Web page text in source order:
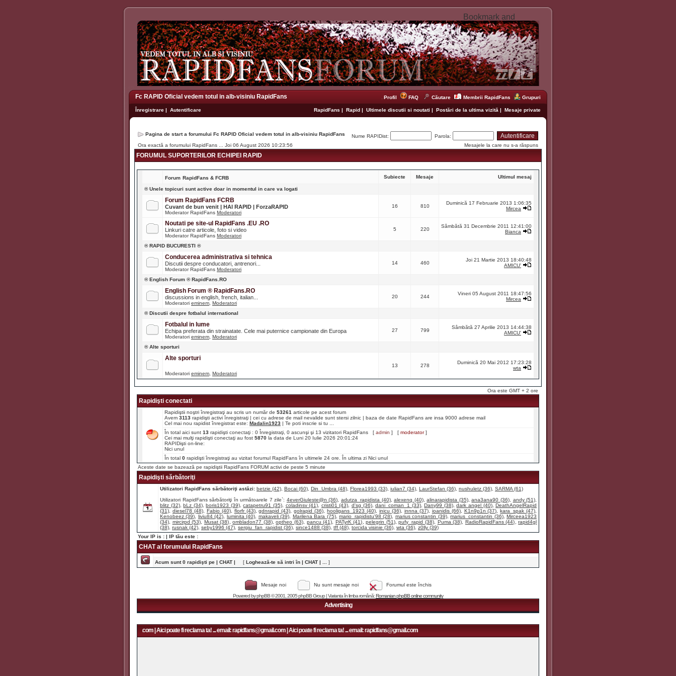
Fc RAPID Oficial vedem totul in alb-visiniu RapidFans Profil FAQ Căutare Membrii RapidFans Grupuri
Înregistrare | Autentificare RapidFans | Rapid | Ultimele discutii si noutati | Postări de la ultima vizită | Mesaje private
Pagina de start a forumului Fc RAPID Oficial vedem totul in alb-visiniu RapidFans Nume RAPIDist:
Parola:
Ora exactă a forumului RapidFans ... Joi 06 August 2026 10:23:56
Mesajele la care nu s-a răspuns
FORUMUL SUPORTERILOR ECHIPEI RAPID
Forum RapidFans & FCRB Subiecte Mesaje Ultimul mesaj
® Unele topicuri sunt active doar in momentul in care va logati
Forum RapidFans FCRB
Cuvant de bun venit | HAI RAPID | ForzaRAPID
Moderator RapidFans Moderatori
16 810
Duminică 17 Februarie 2013 1:06:35
Mircea
Noutati pe site-ul RapidFans .EU .RO
Linkuri catre articole, foto si video
Moderator RapidFans Moderatori
5 220
Sâmbătă 31 Decembrie 2011 12:41:00
Bianca
® RAPID BUCURESTI ®
Conducerea administrativa si tehnica
Discutii despre conducatori, antrenori...
Moderator RapidFans Moderatori
14 460
Joi 21 Martie 2013 18:40:48
AMICU'
® English Forum ® RapidFans.RO
English Forum ® RapidFans.RO
discussions in english, french, italian...
Moderatori eminem Moderatori
20 244
Vineri 05 August 2011 18:47:56
Mircea
® Discutii despre fotbalul international
Fotbalul in lume
Echipa preferata din strainatate. Cele mai puternice campionate din Europa
Moderatori eminem Moderatori
27 799
Sâmbătă 27 Aprilie 2013 14:44:38
AMICU'
® Alte sporturi
Alte sporturi
Moderatori eminem Moderatori
13 278
Duminică 20 Mai 2012 17:23:28
wta
Ora este GMT + 2 ore
Rapidişti conectati
Rapidiştii noştri înregistraţi au scris un număr de 53261 articole pe acest forum
Avem 3113 rapidişti activi înregistraţi | cei cu adrese de mail nevalide sunt stersi zilnic | baza de date RapidFans are insa 9000 adrese mail
Cel mai nou rapidist înregistrat este: Madalin1923 | Te poti inscrie si tu ...
În total aici sunt 13 rapidişti conectaţi : 0 Înregistraţi, 0 ascunşi şi 13 vizitatori RapidFans [ admin ] [ moderator]
Cei mai mulţi rapidişti conectaţi au fost 5870 la data de Luni 20 Iulie 2026 20:01:24
RAPIDişti on-line:
Nici unul
În total 0 rapidişti înregistraţi au vizitat forumul RapidFans în ultimele 24 ore. În ultima zi Nici unul
Aceste date se bazează pe rapidiştii RapidFans FORUM activi de peste 5 minute
Rapidişti sărbătoriţi
Utilizatori RapidFans sărbătoriţi astăzi: betzie (42) Bocai (60) Din_Umbra (48) Florea1993 (33) iulian7 (34) LaurStefan (36) nushuletz (36) SARMA (61)
Utilizatori RapidFans sărbătoriţi în următoarele 7 zile`: 4everGiuleste@n (36) ,adutza_rapidista (40),alexenq (40),alinarapidista (35),ana3ana90 (36), andy (51)
blitz (32),bLz (34),boris1923 (39),catapetru91 (35) coladinsv (41) cristi01 (43) d'sg (36),dani_coman_1 (33),Dany99 (38),dark angel (40),DeathAngelRapid
(31)
diesel78 (48), Fabio (40), florfr (43),gdnrapid (43) ,golrapid (36) ,hooligans_1923 (40) inicu (36), innna (37), ioanidis (66), K1n9p1n (37) ,kara_spak (47)
Kenobeez (39)
liviu84 (42) luminita (40) makaveli (39) Marilena Bara (75), mario_rapidistu'98 (28) marius constantin (39),marius_constantin (36),Mirceea1923
(34)
mircirpd (53) Musat (38) ,ombladon77 (38),optheo (63) pancu (41) PATyrK (41) ,pelegrin (51),pufy_rapid (38) Puma (38) RadioRapidFans (44) ,rapid4gl
(38) rusnak (42) seby1996 (47) sergiu_fan_rapidist (36) since1488 (38) tff (48) torcida visinie (36) wta (36) z0lly (39)
Your IP is : | IP tău este :
CHAT al forumului RapidFans
Acum sunt 0 rapidişti pe | CHAT | [ Loghează-te să intri în | CHAT | ... ]
Mesaje noi Nu sunt mesaje noi
Forumul este închis
Powered byphpBB© 2001, 2005 phpBB Group | Varianta în limba română:Romanian phpBB online community
Advertising
Aici poate fi reclama ta! ... email: rapidfans@gmail.com | Aici poate fi reclama ta! ... email: rapidfans@gmail.com | Aici poate fi reclama ta! ... email: rapidfans@gmail.com